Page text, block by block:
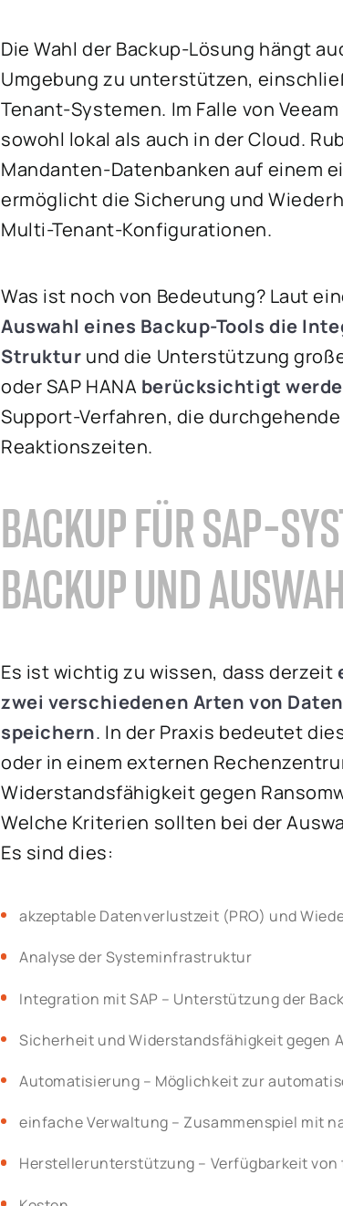
Die Wahl der Backup-Lösung hängt
Umgebung zu unterstützen,
Tenant-Systemen. Im Falle von
sowohl lokal als auch in der Cloud.
Mandanten-Datenbanken auf einem
ermöglicht die Sicherung und
Multi-Tenant-Konfigurationen.
Was ist noch von Bedeutung? Laut
Auswahl eines Backup-Tools die
Struktur und die Unterstützung
oder SAP HANA berücksichtigt
Support-Verfahren, die
Reaktionszeiten.
BACKUP FÜR SAP-
BACKUP UND
Es ist wichtig zu wissen, dass derzeit
zwei verschiedenen Arten von
speichern. In der Praxis bedeutet
oder in einem externen
Widerstandsfähigkeit gegen
Welche Kriterien sollten bei der
Es sind dies:
akzeptable Datenverlustzeit (PRO) und
Analyse der Systeminfrastruktur
Integration mit SAP – Unterstützung der
Sicherheit und Widerstandsfähigkeit gegen
Automatisierung – Möglichkeit zur
einfache Verwaltung – Zusammenspiel mit
Herstellerunterstützung – Verfügbarkeit